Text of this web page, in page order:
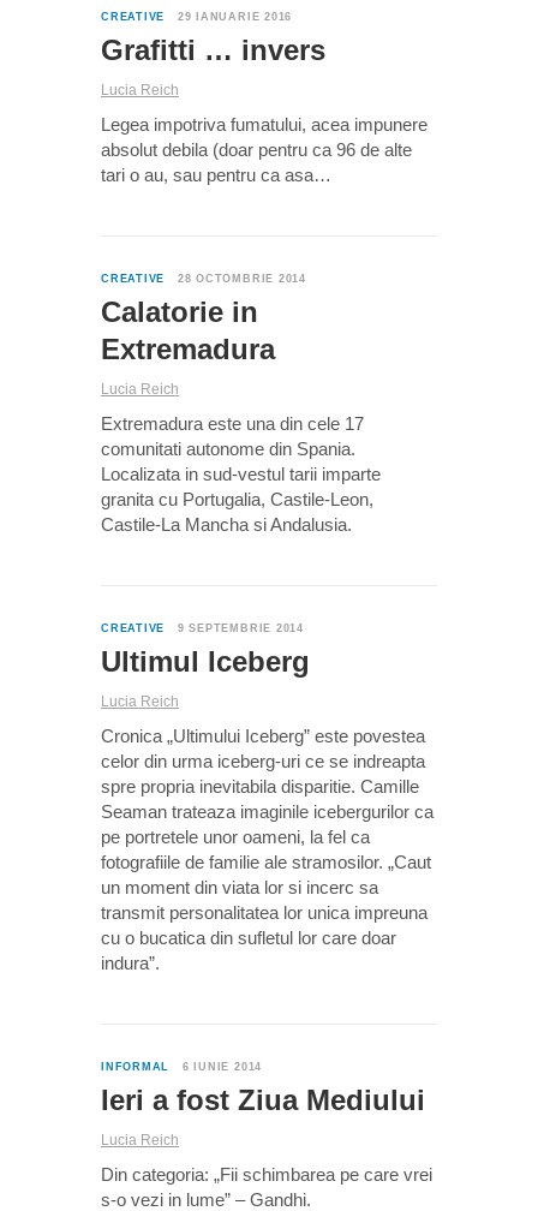
CREATIVE 29 IANUARIE 2016
Grafitti … invers
Lucia Reich
Legea impotriva fumatului, acea impunere
absolut debila (doar pentru ca 96 de alte
tari o au, sau pentru ca asa…
CREATIVE 28 OCTOMBRIE 2014
Calatorie in
Extremadura
Lucia Reich
Extremadura este una din cele 17
comunitati autonome din Spania.
Localizata in sud-vestul tarii imparte
granita cu Portugalia, Castile-Leon,
Castile-La Mancha si Andalusia.
CREATIVE 9 SEPTEMBRIE 2014
Ultimul Iceberg
Lucia Reich
Cronica „Ultimului Iceberg” este povestea
celor din urma iceberg-uri ce se indreapta
spre propria inevitabila disparitie. Camille
Seaman trateaza imaginile icebergurilor ca
pe portretele unor oameni, la fel ca
fotografiile de familie ale stramosilor. „Caut
un moment din viata lor si incerc sa
transmit personalitatea lor unica impreuna
cu o bucatica din sufletul lor care doar
indura”.
INFORMAL 6 IUNIE 2014
Ieri a fost Ziua Mediului
Lucia Reich
Din categoria: „Fii schimbarea pe care vrei
s-o vezi in lume” – Gandhi.